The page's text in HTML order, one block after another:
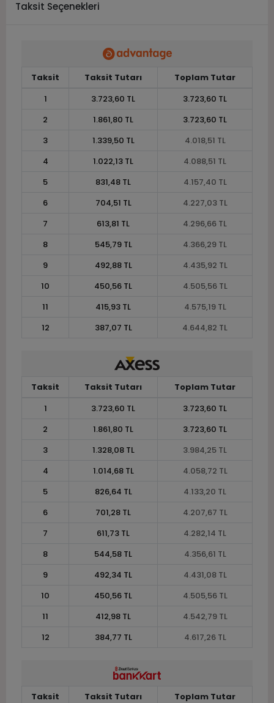
Taksit Seçenekleri
Taksit Taksit Tutarı
Toplam Tutar
1
3.723,60 TL
3.723,60 TL
2
1.861,80 TL
3.723,60 TL
3
1.339,50 TL
4.018,51 TL
4
1.022,13 TL
4.088,51 TL
5
831,48 TL
4.157,40 TL
6
704,51 TL
4.227,03 TL
7
613,81 TL
4.296,66 TL
8
545,79 TL
4.366,29 TL
9
492,88 TL
4.435,92 TL
10
450,56 TL
4.505,56 TL
11
415,93 TL
4.575,19 TL
12
387,07 TL 4.644,82 TL
Taksit Taksit Tutarı
Toplam Tutar
1
3.723,60 TL
3.723,60 TL
2
1.861,80 TL
3.723,60 TL
3
1.328,08 TL
3.984,25 TL
4
1.014,68 TL
4.058,72 TL
5
826,64 TL
4.133,20 TL
6
701,28 TL
4.207,67 TL
7
611,73 TL
4.282,14 TL
8
544,58 TL
4.356,61 TL
9
492,34 TL
4.431,08 TL
10
450,56 TL
4.505,56 TL
11
412,98 TL
4.542,79 TL
12
384,77 TL 4.617,26 TL
Taksit Taksit Tutarı
Toplam Tutar